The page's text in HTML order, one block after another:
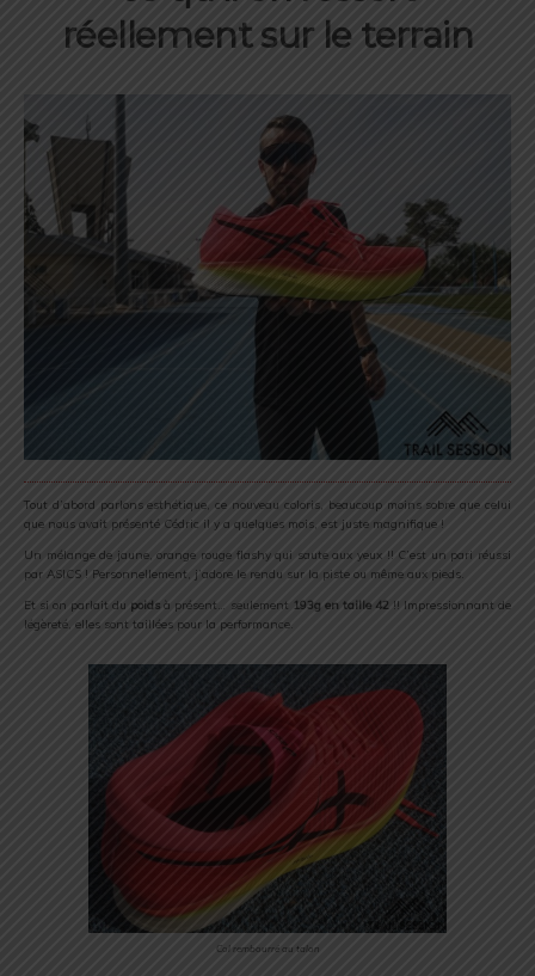
réellement sur le terrain
Tout d’abord parlons esthétique, ce nouveau coloris, beaucoup moins sobre que celui
que nous avait présenté Cédric il y a quelques mois, est juste magnifique !
Un mélange de jaune, orange rouge flashy qui saute aux yeux !! C’est un pari réussi
par ASICS ! Personnellement, j’adore le rendu sur la piste ou même aux pieds.
Et si on parlait du poids à présent… seulement 193g en taille 42 !! Impressionnant de
légèreté, elles sont taillées pour la performance.
Col rembourré au talon